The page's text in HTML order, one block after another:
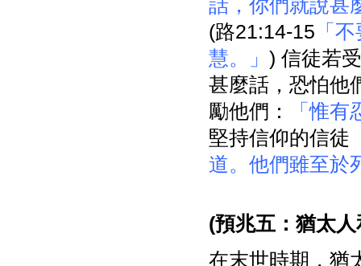
話，你們就說甚
(路21:14-15 「
慧。」 ) 信徒若
甚麼話，恐怕他
勵他們：
「惟
堅持信仰的信徒
道。他們雖至於
(預兆五：猶太
在末世時期，猶